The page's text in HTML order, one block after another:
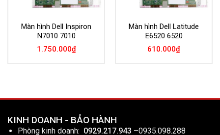
Màn hình Dell Inspiron
N7010 7010
1.750.000₫
Màn hình Dell Latitude
E6520 6520
610.000₫
KINH DOANH - BẢO HÀNH
Phòng kinh doanh: 0929.217.943 –0935.098.288